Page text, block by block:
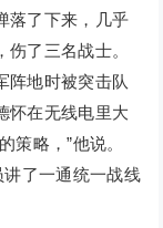
落了下来，几乎
了三名战士。
阵地时被突击队
怀在无线电里大
策略，”他说。
讲了一通统一战线